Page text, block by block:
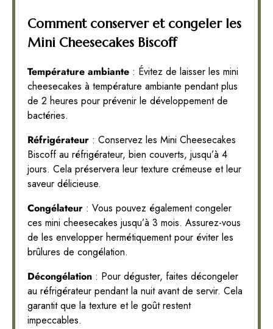
Comment conserver et congeler les
Mini Cheesecakes Biscoff
Température ambiante : Évitez de laisser les mini
cheesecakes à température ambiante pendant plus
de 2 heures pour prévenir le développement de
bactéries.
Réfrigérateur : Conservez les Mini Cheesecakes
Biscoff au réfrigérateur, bien couverts, jusqu’à 4
jours. Cela préservera leur texture crémeuse et leur
saveur délicieuse.
Congélateur : Vous pouvez également congeler
ces mini cheesecakes jusqu’à 3 mois. Assurez-vous
de les envelopper hermétiquement pour éviter les
brûlures de congélation.
Décongélation : Pour déguster, faites décongeler
au réfrigérateur pendant la nuit avant de servir. Cela
garantit que la texture et le goût restent
impeccables.